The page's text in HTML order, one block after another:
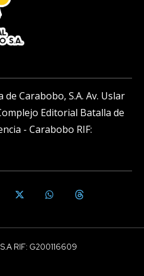
Carabobo, S.A. Av. Uslar
Editorial Batalla de
- Carabobo RIF:
RIF: G200116609